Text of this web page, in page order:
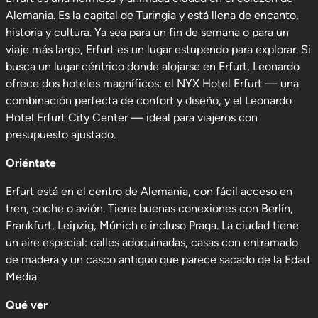
Alemania. Es la capital de Turingia y está llena de encanto,
historia y cultura. Ya sea para un fin de semana o para un
viaje más largo, Erfurt es un lugar estupendo para explorar. Si
busca un lugar céntrico donde alojarse en Erfurt, Leonardo
ofrece dos hoteles magníficos: el NYX Hotel Erfurt — una
combinación perfecta de confort y diseño, y el Leonardo
Hotel Erfurt City Center — ideal para viajeros con
presupuesto ajustado.
Oriéntate
Erfurt está en el centro de Alemania, con fácil acceso en
tren, coche o avión. Tiene buenas conexiones con Berlín,
Frankfurt, Leipzig, Múnich e incluso Praga. La ciudad tiene
un aire especial: calles adoquinadas, casas con entramado
de madera y un casco antiguo que parece sacado de la Edad
Media.
Qué ver